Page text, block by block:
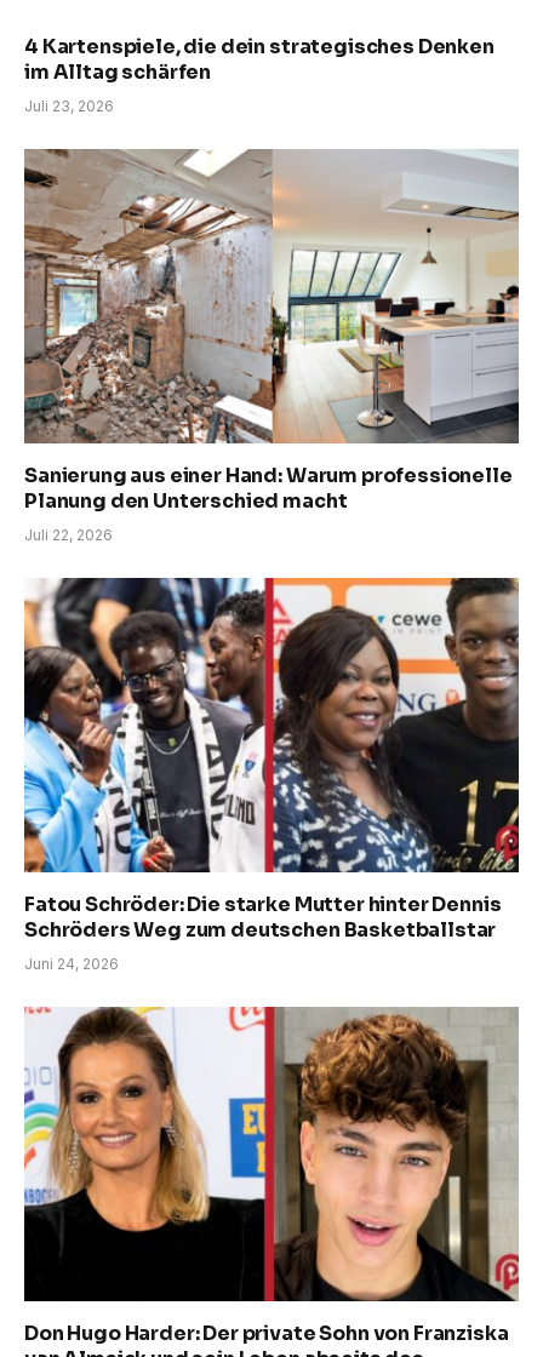
4 Kartenspiele, die dein strategisches Denken
im Alltag schärfen
Juli 23, 2026
Sanierung aus einer Hand: Warum professionelle
Planung den Unterschied macht
Juli 22, 2026
Fatou Schröder: Die starke Mutter hinter Dennis
Schröders Weg zum deutschen Basketballstar
Juni 24, 2026
Don Hugo Harder: Der private Sohn von Franziska